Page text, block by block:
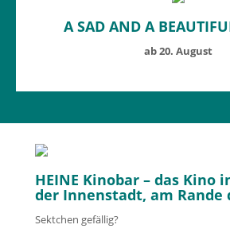
A SAD AND A
ab 20. August
HEINE Kinobar – das Kino
der Innenstadt, am
Sektchen gefällig?